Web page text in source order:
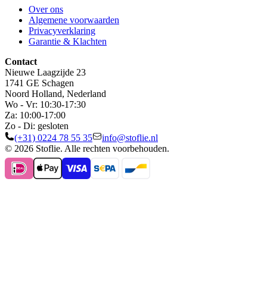
Over ons
Algemene voorwaarden
Privacyverklaring
Garantie & Klachten
Contact
Nieuwe Laagzijde 23
1741 GE Schagen
Noord Holland, Nederland
Wo - Vr: 10:30-17:30
Za: 10:00-17:00
Zo - Di: gesloten
(+31) 0224 78 55 35
info@stoflie.nl
© 2026 Stoflie. Alle rechten voorbehouden.